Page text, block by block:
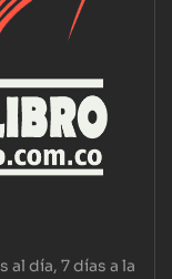
al día, 7 días a la